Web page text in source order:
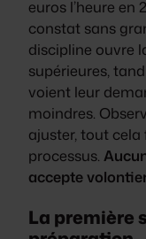
euros l’heure en
constat sans
discipline ouvre
supérieures,
voient leur
moindres.
ajuster, tout
processus.
accepte
La première